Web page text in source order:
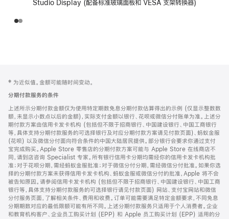
Studio Display (配备标准玻璃面板和 VESA 支架转换器)
页
页
脚
注
‡ 为近似值。金额可能随时间变动。
分期付款服务的条件
上述所示分期付款金额仅为使用特定期数免息分期付款估算得出的示例 (仅显示整数数
额，未显示小数点以后的金额)，实际支付金额以银行、花呗或微信分付账单为准。上述分
期付款方案由信用卡发卡机构 (包括但不限于招商银行、中国建设银行、中国工商银行
等，具体支持分期付款服务的可选择银行及对应分期付款方案请见付款页面)、蚂蚁金服
(花呗) 以及微信分付面向符合条件的中国大陆居民提供。部分银行会要求你通过支付
宝完成购买。Apple Store 零售店的分期付款方案可能与 Apple Store 在线商店不
同，请到店咨询 Specialist 专家。所有银行信用卡分期均需经你的信用卡发卡机构批
准；对于花呗分期，需经蚂蚁金服批准；对于微信分付分期，需经微信分付批准。如果你选
择的分期付款方案未获得信用卡发卡机构、蚂蚁金服或微信分付的批准，Apple 将不会
被告知原因。请参阅信用卡发卡机构 (包括但不限于招商银行、中国建设银行、中国工商
银行等，具体支持分期付款服务的可选择银行请见付款页面) 网站、支付宝网站和微信
分付服务页面，了解相关条件、费用和收费。订单可能需要满足特定金额要求，不同免息
分期期数对应的最低限额可能有所不同。上述分期付款服务只适用于个人消费者。企业
和教育机构客户、企业员工购买计划 (EPP) 和 Apple 员工购买计划 (EPP) 适用的分